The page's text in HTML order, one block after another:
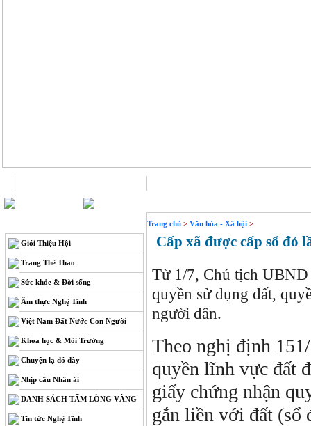
Giới Thiệu Hội
Trang Thể Thao
Sức khỏe & Đời sống
Ẩm thực Nghệ Tĩnh
Việt Nam Đất Nước Con Người
Khoa học & Môi Trường
Chuyện lạ đó đây
Nhịp cầu Nhân ái
DANH SÁCH TẤM LÒNG VÀNG
Tin tức Nghệ Tĩnh
Trang chủ > Văn hóa - Xã hội >
Cấp xã được cấp sổ đỏ
Từ 1/7, Chủ tịch UBND
quyền sử dụng đất,
người dân.
Theo nghị định
quyền lĩnh vực đất
giấy chứng nhận
gắn liền với đất (sổ